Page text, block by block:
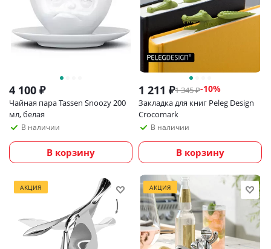
4 100 ₽
Чайная пара Tassen Snoozy 200
мл, белая
В наличии
В корзину
1 211 ₽1 345₽-10%
Закладка для книг Peleg Design
Crocomark
В наличии
В корзину
АКЦИЯ АКЦИЯ